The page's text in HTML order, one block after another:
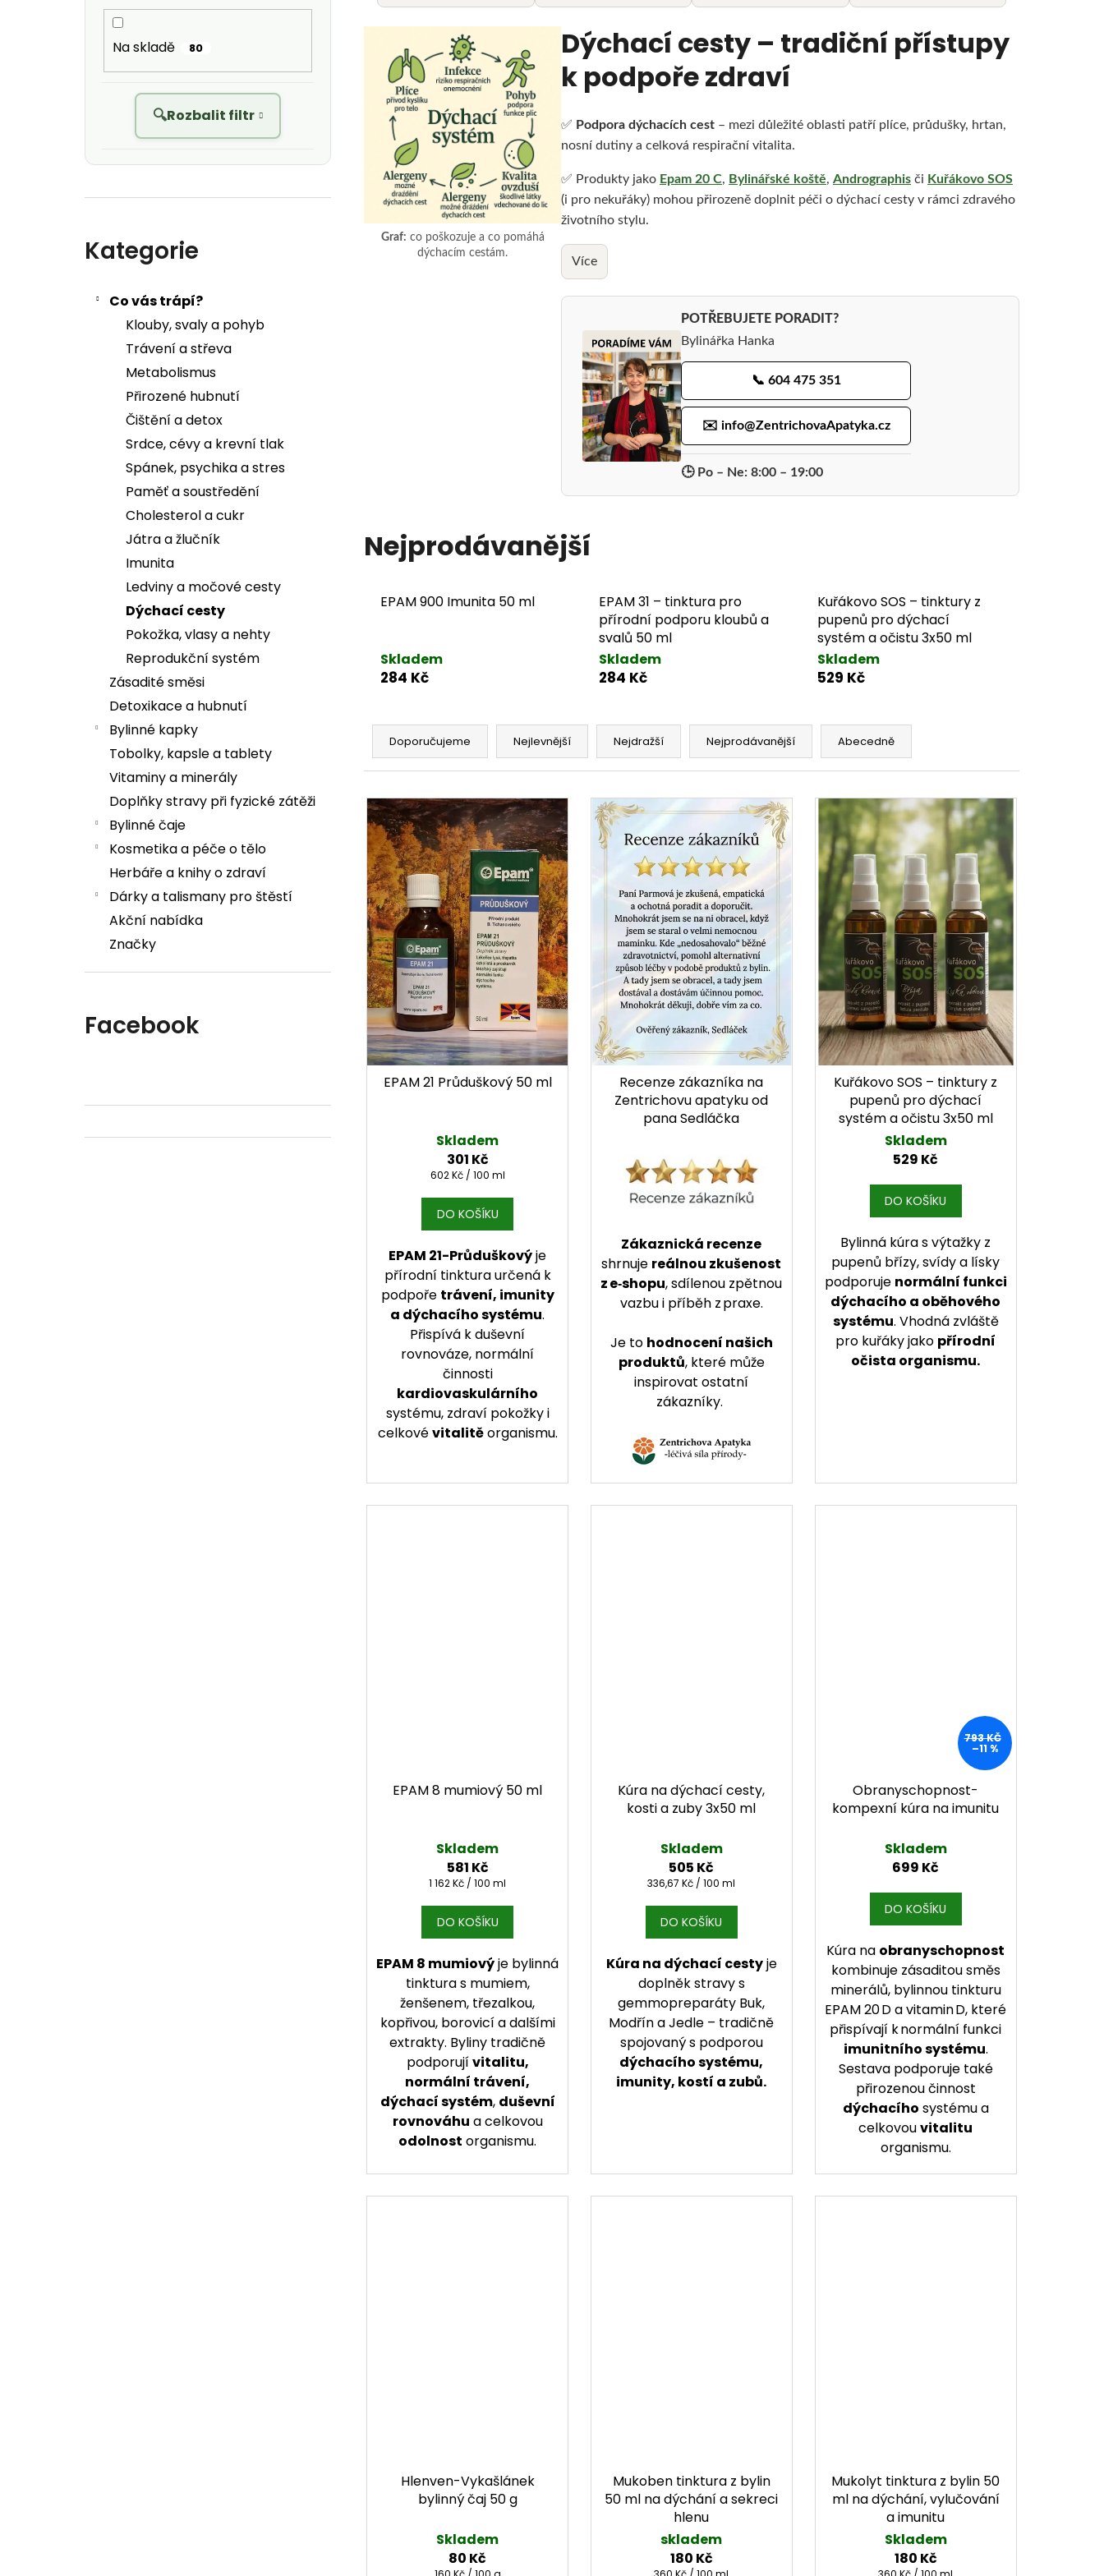
Na skladě 80
Rozbalit filtr
Kategorie
Co vás trápí?
Klouby, svaly a pohyb
Trávení a střeva
Metabolismus
Přirozené hubnutí
Čištění a detox
Srdce, cévy a krevní tlak
Spánek, psychika a stres
Paměť a soustředění
Cholesterol a cukr
Játra a žlučník
Imunita
Ledviny a močové cesty
Dýchací cesty
Pokožka, vlasy a nehty
Reprodukční systém
Zásadité směsi
Detoxikace a hubnutí
Bylinné kapky
Tobolky, kapsle a tablety
Vitaminy a minerály
Doplňky stravy při fyzické zátěži
Bylinné čaje
Kosmetika a péče o tělo
Herbáře a knihy o zdraví
Dárky a talismany pro štěstí
Akční nabídka
Značky
Facebook
Graf: co poškozuje a co pomáhá
dýchacím cestám.
Dýchací cesty – tradiční přístupy
k podpoře zdraví
✅ Podpora dýchacích cest – mezi důležité oblasti patří plíce, průdušky, hrtan,
nosní dutiny a celková respirační vitalita.
✅ Produkty jako Epam 20 C, Bylinářské koště, Andrographis či Kuřákovo SOS
(i pro nekuřáky) mohou přirozeně doplnit péči o dýchací cesty v rámci zdravého
životního stylu.
Více
POTŘEBUJETE PORADIT?
Bylinářka Hanka
📞 604 475 351
✉️ info@ZentrichovaApatyka.cz
🕒 Po – Ne: 8:00 – 19:00
Nejprodávanější
EPAM 900 Imunita 50 ml
Skladem
284 Kč
EPAM 31 – tinktura pro
přírodní podporu kloubů a
svalů 50 ml
Skladem
284 Kč
Kuřákovo SOS – tinktury z
pupenů pro dýchací
systém a očistu 3x50 ml
Skladem
529 Kč
Řazení produktů
Doporučujeme Nejlevnější Nejdražší Nejprodávanější Abecedně
Výpis produktů
EPAM 21 Průduškový 50 ml
Skladem
301 Kč
Měrná cena:
602 Kč / 100 ml
DO KOŠÍKU
EPAM 21-Průduškovýje
přírodní tinktura určená k
podpoře trávení, imunity
a dýchacího systému.
Přispívá k duševní
rovnováze, normální
činnosti
kardiovaskulárního
systému, zdraví pokožky i
celkovévitalitěorganismu.
Recenze zákazníka na
Zentrichovu apatyku od
pana Sedláčka
Zákaznická recenze
shrnuje reálnou zkušenost
z e‑shopu, sdílenou zpětnou
vazbu i příběh z praxe.
Je to hodnocení našich
produktů, které může
inspirovat ostatní
zákazníky.
Kuřákovo SOS – tinktury z
pupenů pro dýchací
systém a očistu 3x50 ml
Skladem
529 Kč
DO KOŠÍKU
Bylinná kúra s výtažky z
pupenů břízy, svídy a lísky
podporuje normální funkci
dýchacího a oběhového
systému. Vhodná zvláště
pro kuřáky jako přírodní
očista organismu.
EPAM 8 mumiový 50 ml
Skladem
581 Kč
Měrná cena:
1 162 Kč / 100 ml
DO KOŠÍKU
EPAM 8 mumiovýje bylinná
tinktura s mumiem,
ženšenem, třezalkou,
kopřivou, borovicí a dalšími
extrakty. Byliny tradičně
podporujívitalitu,
normální trávení,
dýchací systém, duševní
rovnováhu a celkovou
odolnost organismu.
Kúra na dýchací cesty,
kosti a zuby 3x50 ml
Skladem
505 Kč
Měrná cena:
336,67 Kč / 100 ml
DO KOŠÍKU
Kúra na dýchací cestyje
doplněk stravy s
gemmopreparáty Buk,
Modřín a Jedle – tradičně
spojovaný s podporou
dýchacího systému,
imunity, kostí a zubů.
793 KČ
–11 %
Obranyschopnost-
kompexní kúra na imunitu
Skladem
699 Kč
DO KOŠÍKU
Kúra na obranyschopnost
kombinuje zásaditou směs
minerálů, bylinnou tinkturu
EPAM 20 D a vitamin D, které
přispívají k normální funkci
imunitního systému.
Sestava podporuje také
přirozenou činnost
dýchacího systému a
celkovouvitalitu
organismu.
Hlenven-Vykašlánek
bylinný čaj 50 g
Skladem
80 Kč
Měrná cena:
Mukoben tinktura z bylin
50 ml na dýchání a sekreci
hlenu
skladem
180 Kč
Měrná cena:
Mukolyt tinktura z bylin 50
ml na dýchání, vylučování
a imunitu
Skladem
180 Kč
Měrná cena: